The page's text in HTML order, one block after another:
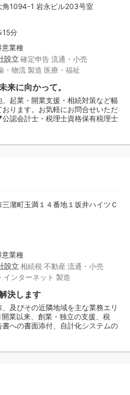
角1094-1 岩永ビル203号室
15分
意業種
設立 確定申告 流通・小売
・物流 製造 医療・福祉
来に向かって。
起業・開業支援・相続対策など幅
ります。お気軽にお問合せいただ
認会計士・税理士資格保有税理士
潴町玉満１４番地１坂井ハイツＣ
意業種
設立 相続税 不動産 流通・小売
インターネット 製造
決します
及びその近隣地域を主な業務エリ
業以来、創業・独立の支援、税
への書面添付、自計化システムの